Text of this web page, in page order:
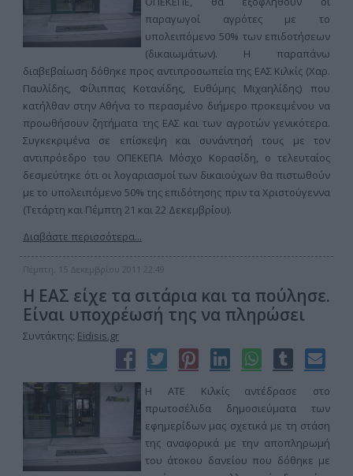
παραγωγοί αγρότες με το
υπολειπόμενο 50% των επιδοτήσεων
(δικαιωμάτων). Η παραπάνω
διαβεβαίωση δόθηκε προς αντιπροσωπεία της ΕΑΣ Κιλκίς (Χαρ.
Παυλίδης, Φίλιππας Κοτανίδης, Ευθύμης Μιχαηλίδης) που
κατήλθαν στην Αθήνα το περασμένο διήμερο προκειμένου να
προωθήσουν ζητήματα της ΕΑΣ και των αγροτών γενικότερα.
Συγκεκριμένα σε επίσκεψη και συνάντησή τους με τον
αντιπρόεδρο του ΟΠΕΚΕΠΑ Μόσχο Κορασίδη, ο τελευταίος
δεσμεύτηκε ότι οι λογαριασμοί των δικαιούχων θα πιστωθούν
με το υπολειπόμενο 50% της επιδότησης πριν τα Χριστούγεννα
(Τετάρτη και Πέμπτη 21 και 22 Δεκεμβρίου).
Διαβάστε περισσότερα...
Πέμπτη, 15 Δεκεμβρίου 2011 22:49
Η ΕΑΣ είχε τα σιτάρια και τα πούλησε.
Είναι υποχρέωσή της να πληρώσει
Συντάκτης: Eidisis.gr
Η ΑΤΕ Κιλκίς αντέδρασε στο
πρωτοσέλιδα δημοσιεύματα των
εφημερίδων μας σχετικά με τη στάση
της αναφορικά με την αποπληρωμή
του άτοκου δανείου που δόθηκε με